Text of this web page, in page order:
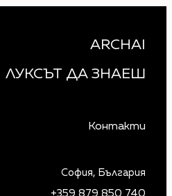
ARCHAI
ЛУКСЪТ ДА ЗНАЕШ
Контакти
София, България
+359 879 850 740